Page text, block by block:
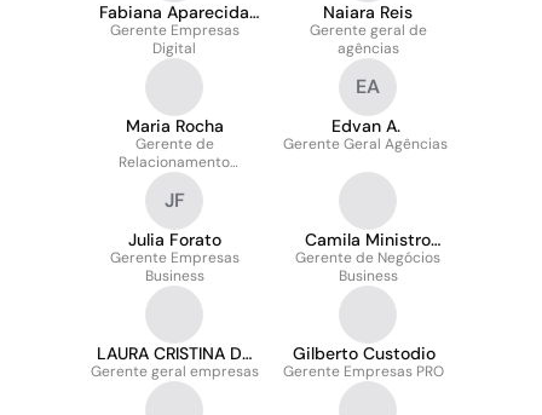
Fabiana Aparecida
Pedraci
Gerente Empresas
Digital
Naiara Reis
Gerente geral de
agências
Maria Rocha
Gerente de
Relacionamento
Business
EA
Edvan A.
Gerente Geral Agências
JF
Julia Forato
Gerente Empresas
Business
Camila Ministro
Piovezan
Gerente de Negócios
Business
LAURA CRISTINA DE
ARAUJO
Gerente geral empresas
Gilberto Custodio
Gerente Empresas PRO